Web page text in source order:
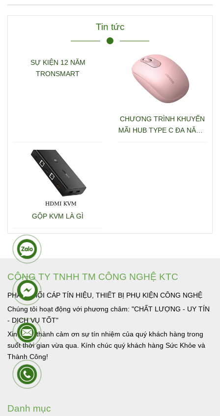
Tin tức
SỰ KIỆN 12 NĂM
TRONSMART
CHƯƠNG TRÌNH KHUYẾN
MÃI HUB TYPE C ĐA NĂNG
GỘP KVM LÀ GÌ
CÔNG TY TNHH TM CÔNG NGHỆ KTC
PHÂN PHỐI CÁP TÍN HIỆU, THIẾT BỊ PHỤ KIỆN CÔNG NGHỆ
Chúng tôi hoạt động với phương châm: "CHẤT LƯỢNG - UY TÍN
- DỊCH VỤ TỐT"
Xin chân thành cảm ơn sự tín nhiệm của quý khách hàng trong
suốt thời gian vừa qua. Kính chúc quý khách hàng Sức Khỏe và
Thành Công!
Danh mục